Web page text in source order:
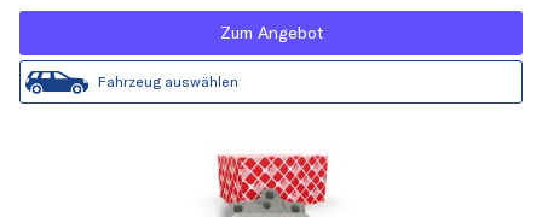
Zum Angebot
Fahrzeug auswählen